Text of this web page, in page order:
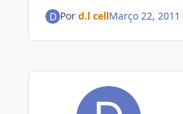
Por d.l cellMarço 22, 2011